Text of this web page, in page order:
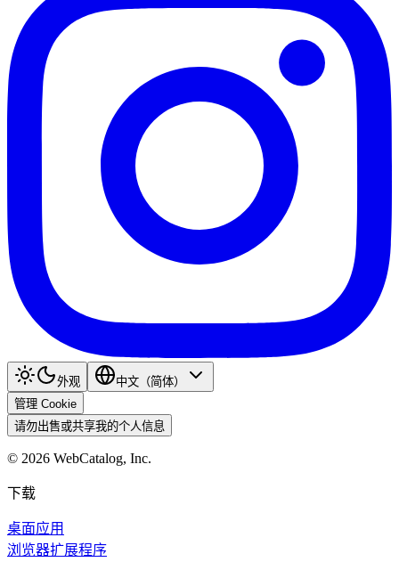
外观
中文（简体）
管理 Cookie
请勿出售或共享我的个人信息
© 2026 WebCatalog, Inc.
下载
桌面应用
浏览器扩展程序